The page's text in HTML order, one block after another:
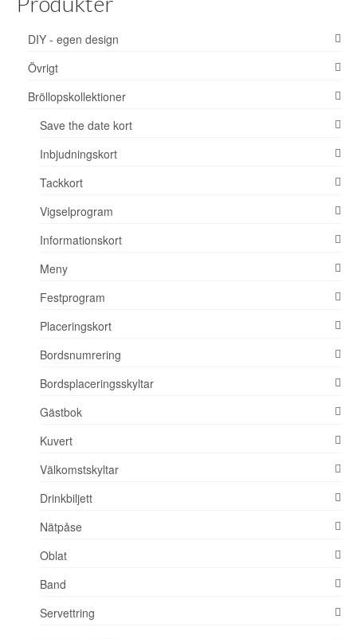
DIY - egen design
Övrigt
Bröllopskollektioner
Save the date kort
Inbjudningskort
Tackkort
Vigselprogram
Informationskort
Meny
Festprogram
Placeringskort
Bordsnumrering
Bordsplaceringsskyltar
Gästbok
Kuvert
Välkomstskyltar
Drinkbiljett
Nätpåse
Oblat
Band
Servettring